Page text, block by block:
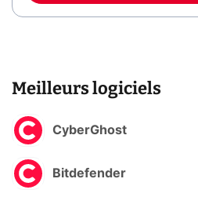
Meilleurs logiciels
CyberGhost
Bitdefender